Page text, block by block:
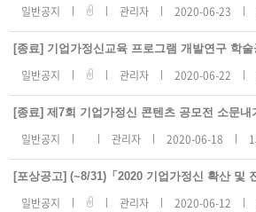
등
록
일,
수
일반공지 관리자 2020-06-23
[종료] 기업가정신교육 프로그램 개발연구 학
일반공지 관리자 2020-06-22
일반공지 관리자 2020-06-18
일반공지 관리자 2020-06-12